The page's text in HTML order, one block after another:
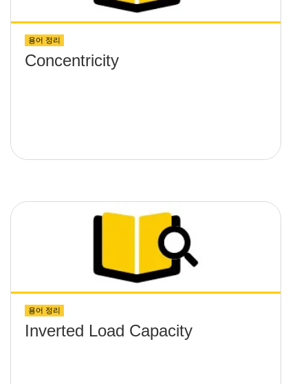
용어 정리
Concentricity
용어 정리
Inverted Load Capacity